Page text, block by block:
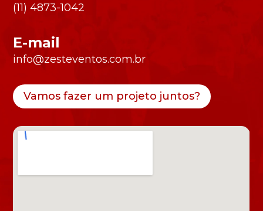
(11) 4873-1042
E-mail
info@zesteventos.com.br
Vamos fazer um projeto juntos?